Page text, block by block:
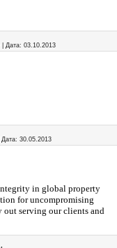
Дата: 03.10.2013
|Дата: 30.05.2013
in global property
for uncompromising
out serving our clients and